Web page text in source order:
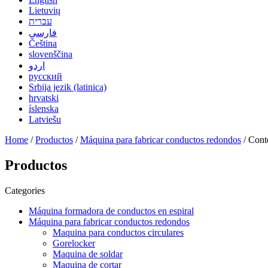
Lietuvių
עברית
فارسی
Čeština
slovenščina
اردو
русский
Srbija jezik (latinica)
hrvatski
íslenska
Latviešu
Home /Productos /Máquina para fabricar conductos redondos /
Productos
Categories
Máquina formadora de conductos en espiral
Máquina para fabricar conductos redondos
Maquina para conductos circulares
Gorelocker
Maquina de soldar
Maquina de cortar